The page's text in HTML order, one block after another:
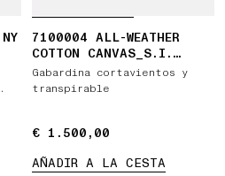
7100004 ALL-WEATHER
COTTON CANVAS_S.I.
GHOST
Gabardina cortavientos y
transpirable
€ 1.500,00
€ 1.500,00
AÑADIR A LA CESTA